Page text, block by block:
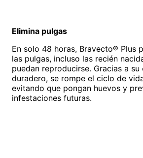
Elimina pulgas
En solo 48 horas, Bravecto® Plus
las pulgas, incluso las recién
puedan reproducirse. Gracias a
duradero, se rompe el ciclo de
evitando que pongan huevos y
infestaciones futuras.